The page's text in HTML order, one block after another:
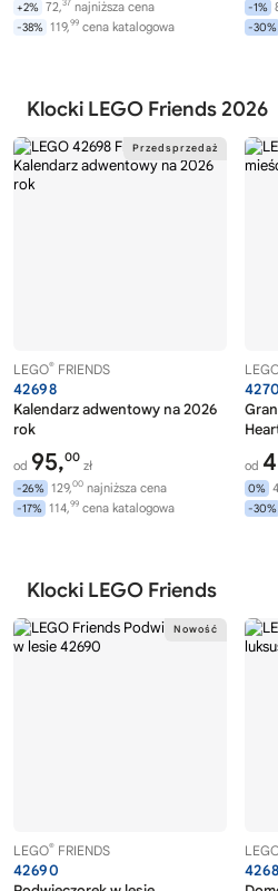
+2% 72,37 najniższa cena
-38% 119,99 cena katalogowa
-1%
-30%
Klocki LEGO Friends 2026
LEGO® FRIENDS
42698
Kalendarz adwentowy na 2026
rok
od 95,00
zł
-26% 129,00 najniższa cena
-17% 114,99 cena katalogowa
od
0%
-30%
Klocki LEGO Friends
LEGO® FRIENDS
42690